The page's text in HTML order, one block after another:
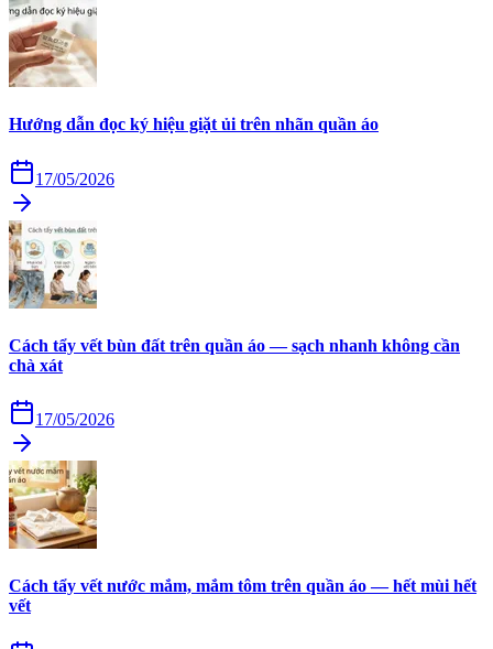
Hướng dẫn đọc ký hiệu giặt ủi trên nhãn quần áo
17/05/2026
Cách tẩy vết bùn đất trên quần áo — sạch nhanh không cần
chà xát
17/05/2026
Cách tẩy vết nước mắm, mắm tôm trên quần áo — hết mùi hết
vết